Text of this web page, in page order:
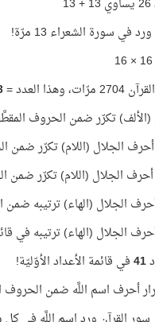
في سورة الشعراء 13 مرّة!
العدد =
تكرّر ضمن الحروف المقطَّعة 13
الجلال (اللام) تكرّر ضمن
الجلال (اللام) تكرّر ضمن
الجلال (الهاء) ترتيبه ضمن
الجلال (الهاء) ترتيبه في
41في قائمة الأعداد الأوّليّة!
أحرف اسم اللَّه ضمن الحروف